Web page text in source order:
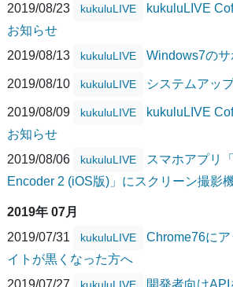
2019/08/23 kukuluLIVE
kukuluLIVE
お知らせ
2019/08/13
kukuluLIVE Windows7の
2019/08/10 kukuluLIVE システムアッ
2019/08/09 kukuluLIVE
kukuluLIVE
お知らせ
2019/08/06
kukuluLIVE
スマホアプリ
Encoder 2 (iOS版)」にスクリーン撮影
2019年 07月
2019/07/31
kukuluLIVE
Chrome76に
イトが黒くなった方へ
2019/07/27
開発者向け